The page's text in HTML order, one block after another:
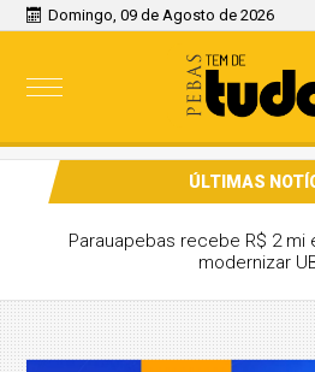
Domingo, 09 de Agosto de 2026
ÚLTIMAS
Parauapebas recebe R$ 2 mi
modernizar